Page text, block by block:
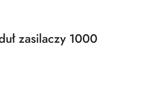
zasilaczy 1000